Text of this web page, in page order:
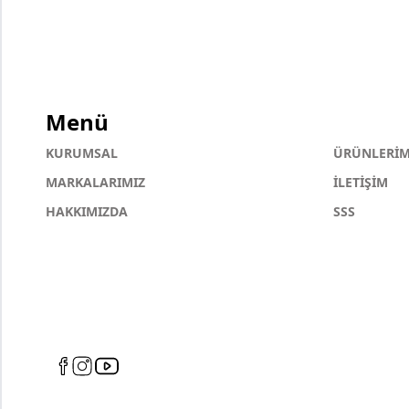
Menü
KURUMSAL
MARKALARIMIZ
İLETİŞİM
HAKKIMIZDA
SSS